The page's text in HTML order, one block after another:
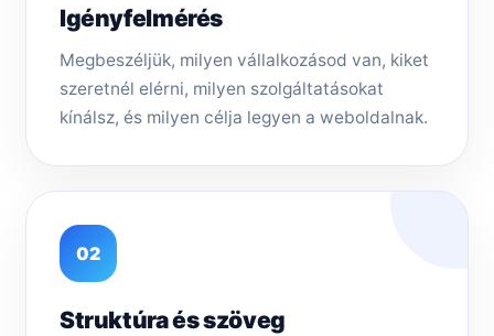
Igényfelmérés
Megbeszéljük, milyen vállalkozásod van, kiket
szeretnél elérni, milyen szolgáltatásokat
kínálsz, és milyen célja legyen a weboldalnak.
02
Struktúra és szöveg